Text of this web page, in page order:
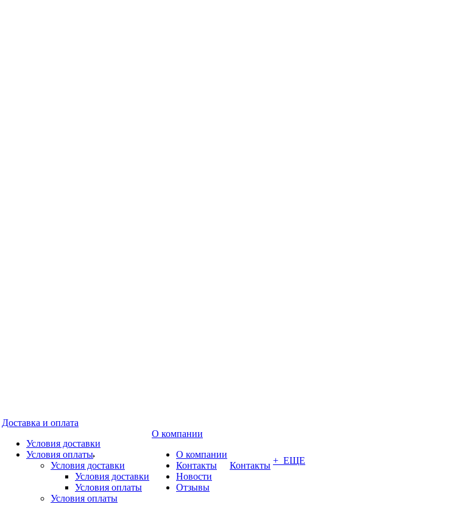
Доставка и оплата
Условия доставки
Условия оплаты
Условия доставки
Условия доставки
Условия оплаты
Условия оплаты
О компании
О компании
Контакты
Новости
Отзывы
Контакты + ЕЩЕ